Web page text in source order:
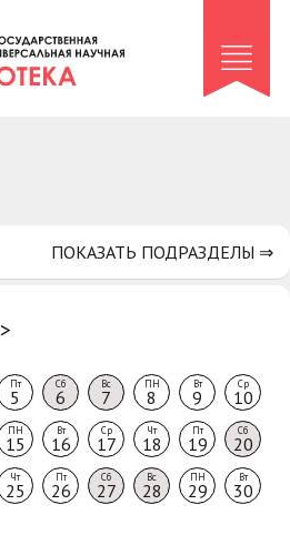
архив»
>
Пт
5
Сб
6
Вс
7
ПН
8
Вт
9
Ср
10
ПН
15
Вт
16
Ср
17
Чт
18
Пт
19
Сб
20
Чт
25
Пт
26
Сб
27
Вс
28
ПН
29
Вт
30
ПОКАЗАТЬ ПОДРАЗДЕЛЫ ⇒